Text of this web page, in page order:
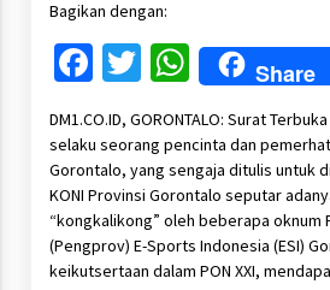
Bagikan dengan:
Facebook
TwitterShare
DM1.CO.ID, GORONTALO: Surat
selaku seorang pencinta dan
Gorontalo, yang sengaja ditulis untuk
KONI Provinsi Gorontalo seputar
“kongkalikong” oleh beberapa oknum
(Pengprov) E-Sports Indonesia (ESI)
keikutsertaan dalam PON XXI,